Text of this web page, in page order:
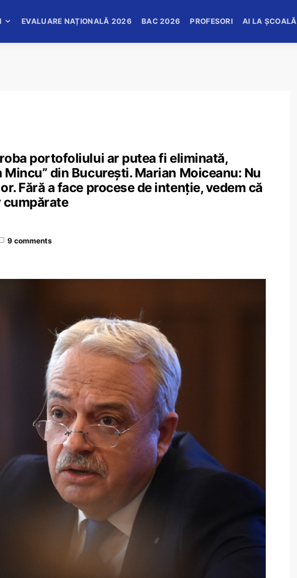
EVALUARE NAȚIONALĂ 2026 BAC 2026 PROFESORI AI LA ȘCOALĂ
portofoliului ar putea fi eliminată,
din București. Marian Moiceanu: Nu
Fără a face procese de intenție, vedem că
9 comments